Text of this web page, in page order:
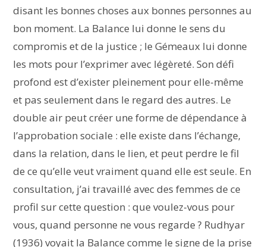
disant les bonnes choses aux bonnes personnes au
bon moment. La Balance lui donne le sens du
compromis et de la justice ; le Gémeaux lui donne
les mots pour l’exprimer avec légèreté. Son défi
profond est d’exister pleinement pour elle-même
et pas seulement dans le regard des autres. Le
double air peut créer une forme de dépendance à
l’approbation sociale : elle existe dans l’échange,
dans la relation, dans le lien, et peut perdre le fil
de ce qu’elle veut vraiment quand elle est seule. En
consultation, j’ai travaillé avec des femmes de ce
profil sur cette question : que voulez-vous pour
vous, quand personne ne vous regarde ? Rudhyar
(1936) voyait la Balance comme le signe de la prise